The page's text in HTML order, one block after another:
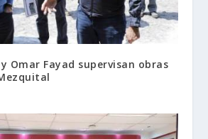
Omar Fayad supervisan obras